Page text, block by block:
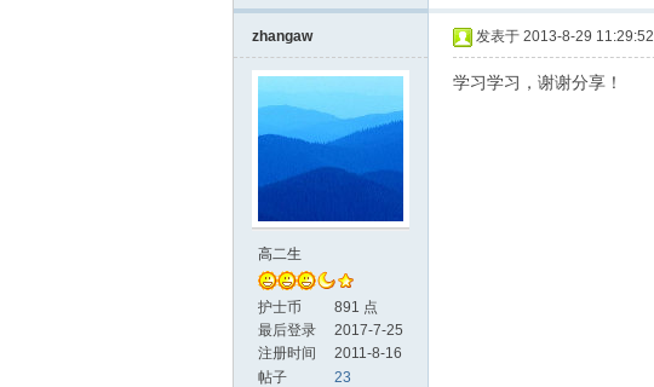
zhangaw
高二生
护士币
891 点
最后登录
2017-7-25
注册时间
2011-8-16
帖子
23
发表于 2013-8-29 11:29:52
学习学习，谢谢分享！